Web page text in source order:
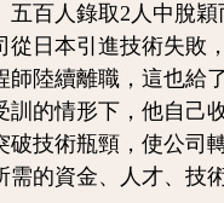
五百人錄取2人中脫穎
日本引進技術失敗
陸續離職，這也給
的情形下，他自己
破技術瓶頸，使公司
需的資金、人才、技